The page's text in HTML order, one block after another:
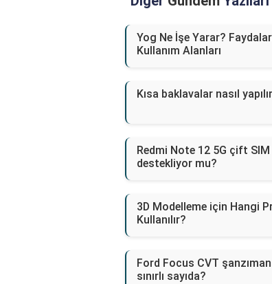
Yog Ne İşe Yarar?
Kullanım Alanları
Kısa baklavalar nasıl
Redmi Note 12 5G çift
destekliyor mu?
3D Modelleme için Hangi
Kullanılır?
Ford Focus CVT
sınırlı sayıda?